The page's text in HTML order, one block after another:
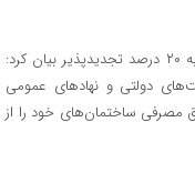
مدیرعامل شرکت توزیع برق گیلان با اشاره به مصوبه ۲۰ درصد تجدیدپذیر بیان کرد:
دولتی و نهاد‌های عمومی
۲۰ درصد مصرف برق مصرفی ساختمان‌های خود را از